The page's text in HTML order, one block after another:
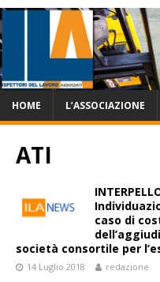
HOME L’ASSOCIAZIONE
ATI
caso di
società consortile per
14 Luglio 2018 redazione